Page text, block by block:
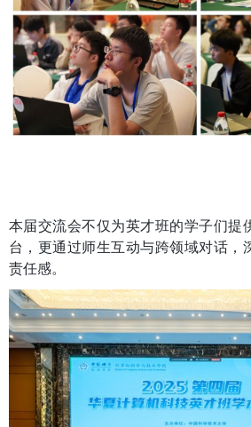
本届交流会不仅为英才班的学子们提
台，更通过师生互动与跨领域对话，
责任感。